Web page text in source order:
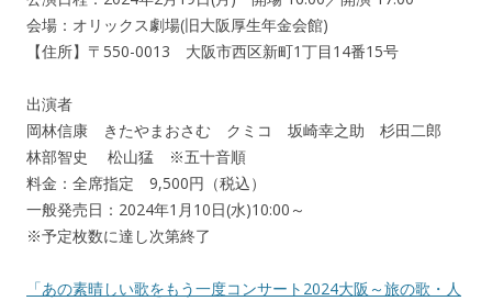
会場：オリックス劇場(旧大阪厚生年金会館)
【住所】〒550-0013 大阪市西区新町1丁目14番15号
出演者
岡林信康 きたやまおさむ クミコ 坂崎幸之助 杉田二郎
林部智史 松山猛 ※五十音順
料金：全席指定 9,500円（税込）
一般発売日：2024年1月10日(水)10:00～
※予定枚数に達し次第終了
「あの素晴しい歌をもう一度コンサート2024大阪～旅の歌・人